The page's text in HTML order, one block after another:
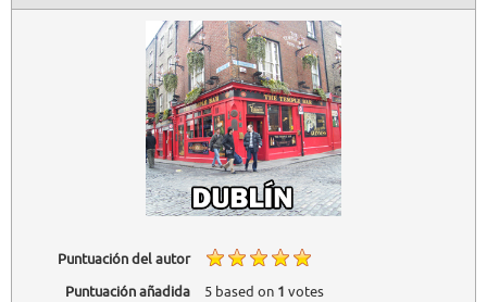
Puntuación del autor
Puntuación añadida
5based on 1 votes